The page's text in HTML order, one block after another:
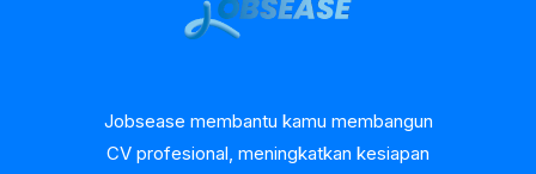
Jobsease membantu kamu membangun
CV profesional, meningkatkan kesiapan